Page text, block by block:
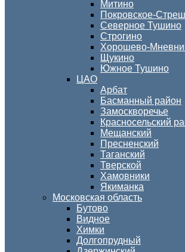
Митино
Покровское-
Северное Тушино
Строгино
Хорошево-
Щукино
Южное Тушино
ЦАО
Арбат
Басманный район
Замоскворечье
Красносельский
Мещанский
Пресненский
Таганский
Тверской
Хамовники
Якиманка
Московская область
Бутово
Видное
Химки
Долгопрудный